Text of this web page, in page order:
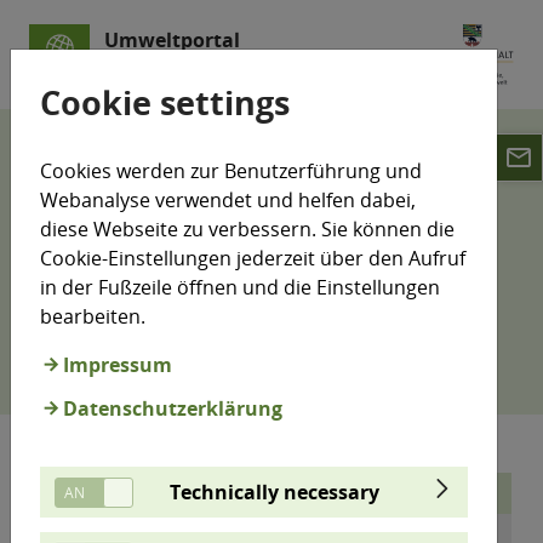
Umweltportal
LÜSA
Luftmesswerte
Informationen zu gasförmigen Schadstoffen
Informationen zu
gasförmigen Schadstoffen
Schadstoff:
Schwefeldioxid
Formel
SO
Cookie settings
Cookies werden zur Benutzerführung und
Webanalyse verwendet und helfen dabei,
diese Webseite zu verbessern. Sie können die
Cookie-Einstellungen jederzeit über den Aufruf
in der Fußzeile öffnen und die Einstellungen
bearbeiten.
Impressum
Datenschutzerklärung
Technically necessary
email